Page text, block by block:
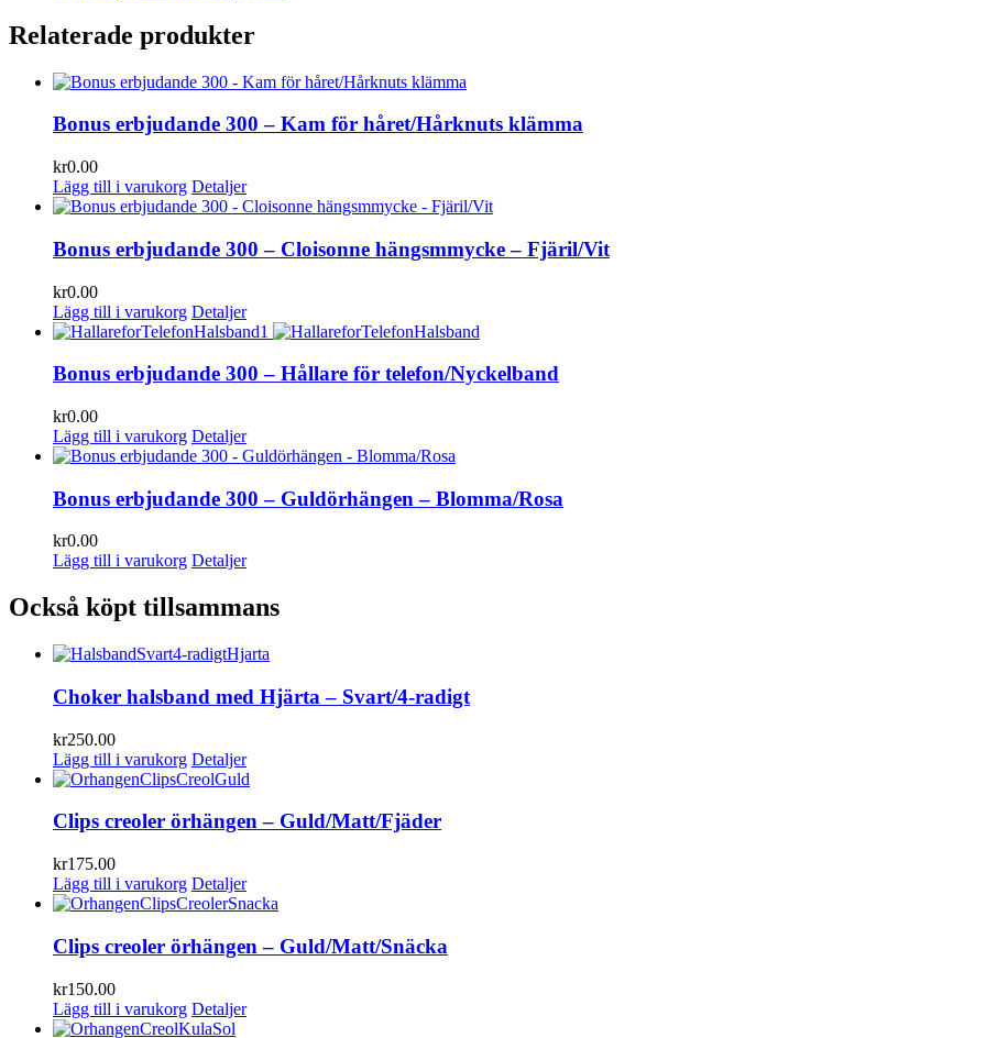
Relaterade produkter
Bonus erbjudande 300 – Kam för håret/Hårknuts klämma
kr0.00
Lägg till i varukorg Detaljer
Bonus erbjudande 300 – Cloisonne hängsmmycke – Fjäril/Vit
kr0.00
Lägg till i varukorg Detaljer
Bonus erbjudande 300 – Hållare för telefon/Nyckelband
kr0.00
Lägg till i varukorg Detaljer
Bonus erbjudande 300 – Guldörhängen – Blomma/Rosa
kr0.00
Lägg till i varukorg Detaljer
Också köpt tillsammans
Choker halsband med Hjärta – Svart/4-radigt
kr250.00
Lägg till i varukorg Detaljer
Clips creoler örhängen – Guld/Matt/Fjäder
kr175.00
Lägg till i varukorg Detaljer
Clips creoler örhängen – Guld/Matt/Snäcka
kr150.00
Lägg till i varukorg Detaljer